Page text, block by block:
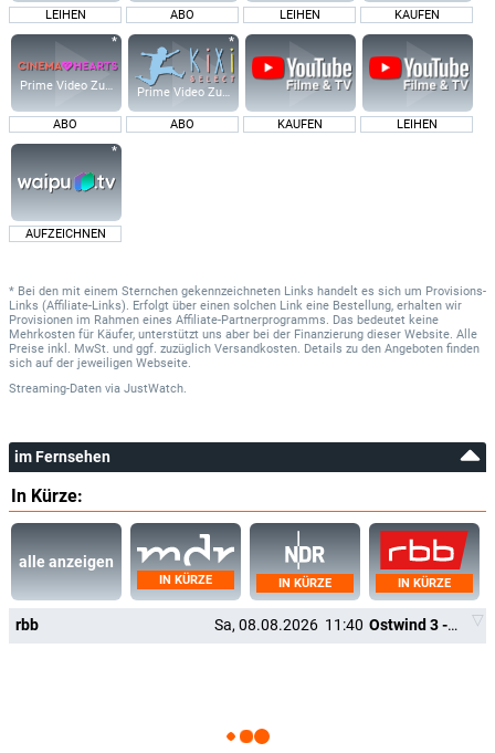
LEIHEN ABO LEIHEN KAUFEN
Prime Video Zusatz-Kanäle
ABO
Prime Video Zusatz-Kanäle
ABO KAUFEN LEIHEN
AUFZEICHNEN
* Bei den mit einem Sternchen gekennzeichneten Links handelt es sich um Provisions-
Links (Affiliate-Links). Erfolgt über einen solchen Link eine Bestellung, erhalten wir
Provisionen im Rahmen eines Affiliate-Partnerprogramms. Das bedeutet keine
Mehrkosten für Käufer, unterstützt uns aber bei der Finanzierung dieser Website. Alle
Preise inkl. MwSt. und ggf. zuzüglich Versandkosten. Details zu den Angeboten finden
sich auf der jeweiligen Webseite.
Streaming-Daten via JustWatch.
im Fernsehen
In Kürze:
alle anzeigen
IN KÜRZE IN KÜRZE IN KÜRZE
rbb Sa, 08.08.2026 11:40 Ostwind 3 - Aufbruch nach Ora